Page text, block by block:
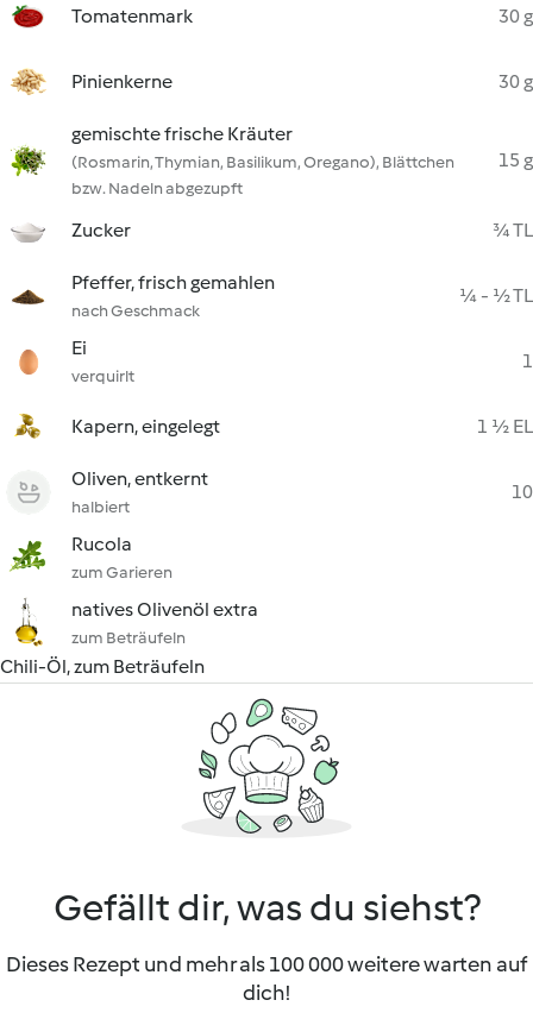
Tomatenmark 30 g
Pinienkerne 30 g
gemischte frische Kräuter
(Rosmarin, Thymian, Basilikum, Oregano), Blättchen
bzw. Nadeln abgezupft
15 g
Zucker ¾ TL
Pfeffer, frisch gemahlen
nach Geschmack
¼ - ½ TL
Ei
verquirlt
1
Kapern, eingelegt 1 ½ EL
Oliven, entkernt
halbiert
10
Rucola
zum Garieren
natives Olivenöl extra
zum Beträufeln
Chili-Öl, zum Beträufeln
Gefällt dir, was du siehst?
Dieses Rezept und mehr als 100 000 weitere warten auf
dich!